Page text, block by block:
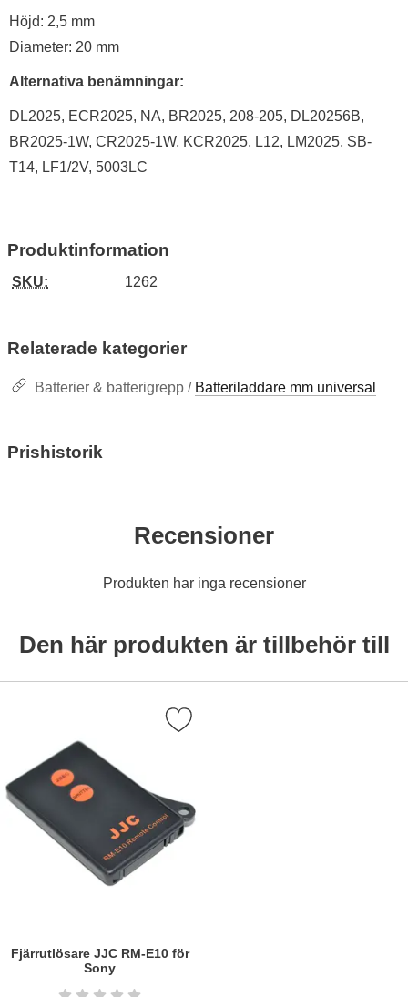
Höjd: 2,5 mm
Diameter: 20 mm
Alternativa benämningar:
DL2025, ECR2025, NA, BR2025, 208-205, DL20256B,
BR2025-1W, CR2025-1W, KCR2025, L12, LM2025, SB-
T14, LF1/2V, 5003LC
Produktinformation
SKU: 1262
Relaterade kategorier
Batterier & batterigrepp / Batteriladdare mm universal
Prishistorik
Recensioner
Produkten har inga recensioner
Den här produkten är tillbehör till
Fjärrutlösare JJC RM-E10 för
Sony
Art. nr5871
Markera fjärrutlösare JJC RM-E10 för Sony som favorit